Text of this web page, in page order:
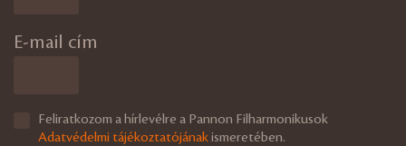
E-mail cím
Feliratkozom a hírlevélre a Pannon Filharmonikusok
Adatvédelmi tájékoztatójánakismeretében.